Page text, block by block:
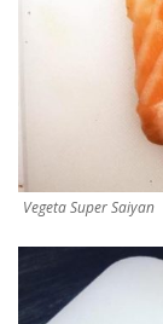
Vegeta Super Saiyan